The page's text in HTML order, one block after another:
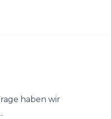
haben wir